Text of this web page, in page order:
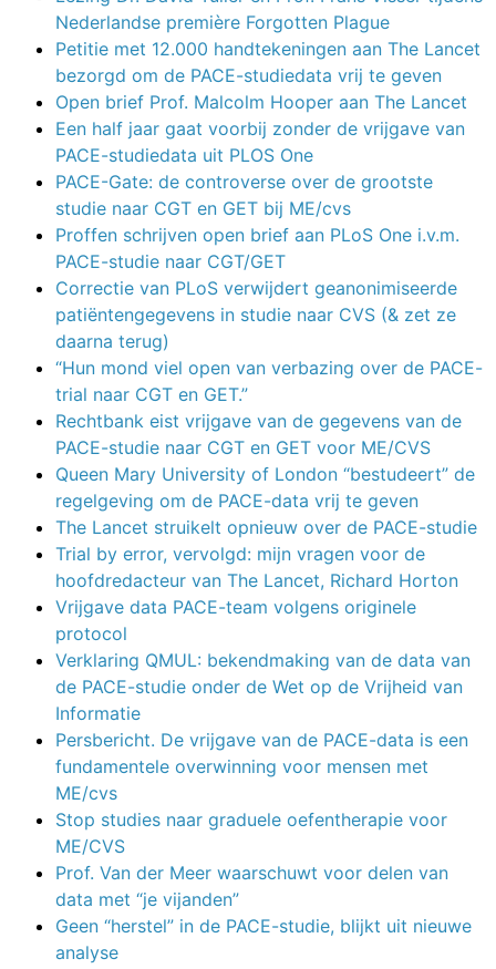
Nederlandse première Forgotten Plague
Petitie met 12.000 handtekeningen aan The Lancet
bezorgd om de PACE-studiedata vrij te geven
Open brief Prof. Malcolm Hooper aan The Lancet
Een half jaar gaat voorbij zonder de vrijgave van
PACE-studiedata uit PLOS One
PACE-Gate: de controverse over de grootste
studie naar CGT en GET bij ME/cvs
Proffen schrijven open brief aan PLoS One i.v.m.
PACE-studie naar CGT/GET
Correctie van PLoS verwijdert geanonimiseerde
patiëntengegevens in studie naar CVS (& zet ze
daarna terug)
“Hun mond viel open van verbazing over de PACE-
trial naar CGT en GET.”
Rechtbank eist vrijgave van de gegevens van de
PACE-studie naar CGT en GET voor ME/CVS
Queen Mary University of London “bestudeert” de
regelgeving om de PACE-data vrij te geven
The Lancet struikelt opnieuw over de PACE-studie
Trial by error, vervolgd: mijn vragen voor de
hoofdredacteur van The Lancet, Richard Horton
Vrijgave data PACE-team volgens originele
protocol
Verklaring QMUL: bekendmaking van de data van
de PACE-studie onder de Wet op de Vrijheid van
Informatie
Persbericht. De vrijgave van de PACE-data is een
fundamentele overwinning voor mensen met
ME/cvs
Stop studies naar graduele oefentherapie voor
ME/CVS
Prof. Van der Meer waarschuwt voor delen van
data met “je vijanden”
Geen “herstel” in de PACE-studie, blijkt uit nieuwe
analyse